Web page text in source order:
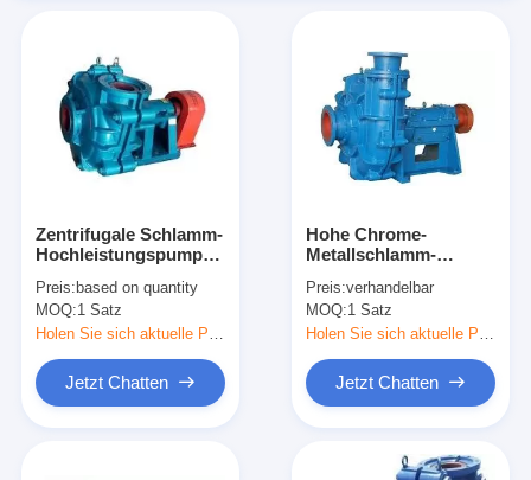
Zentrifugale Schlamm-
Hochleistungspumpe
Bergbau D 6/4 - AH
Preis: based on quantity
MOQ:1 Satz
Jetzt Chatten
Hohe Chrome-
Metallschlamm-
elektrischer oder
Dieselmotor-Wahl
Preis:verhandelbar
MOQ:1 Satz
Jetzt Chatten